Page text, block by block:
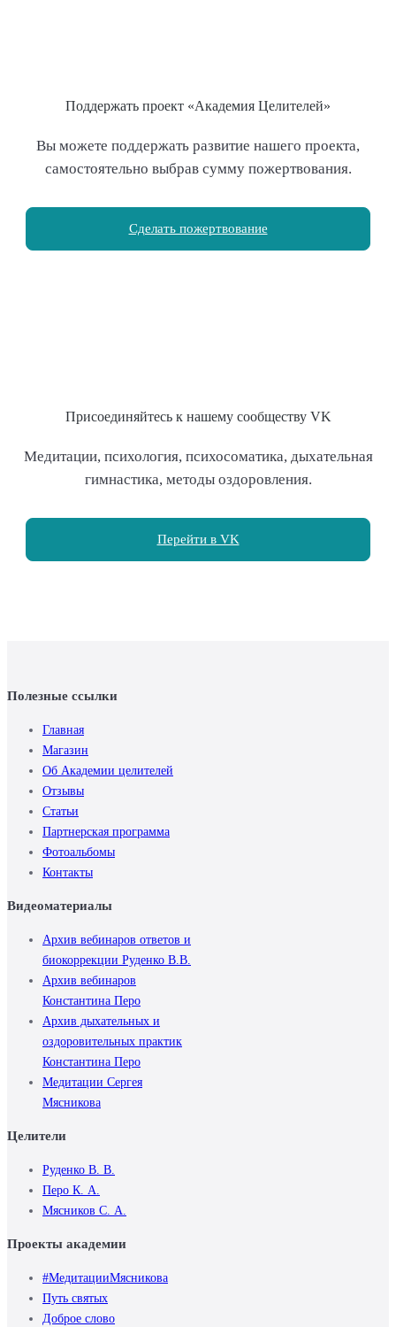
Поддержать проект «Академия Целителей»
Вы можете поддержать развитие нашего проекта,
самостоятельно выбрав сумму пожертвования.
Сделать пожертвование
Присоединяйтесь к нашему сообществу VK
Медитации, психология, психосоматика, дыхательная
гимнастика, методы оздоровления.
Перейти в VK
Полезные ссылки
Главная
Магазин
Об Академии целителей
Отзывы
Статьи
Партнерская программа
Фотоальбомы
Контакты
Видеоматериалы
Архив вебинаров ответов и
биокоррекции Руденко В.В.
Архив вебинаров
Константина Перо
Архив дыхательных и
оздоровительных практик
Константина Перо
Медитации Сергея
Мясникова
Целители
Руденко В. В.
Перо К. А.
Мясников С. А.
Проекты академии
#МедитацииМясникова
Путь святых
Доброе слово